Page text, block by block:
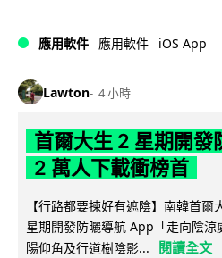
應用軟件 應用軟件 iOS App
Lawton 4 小時
首爾大生 2 星期開發
2 萬人下載衝榜首
【行路都要揀好有遮陰】南韓首
星期開發防曬導航 App「走向陰
陽仰角及行道樹陰影...
閱讀全文